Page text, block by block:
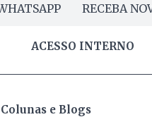
RECEBA
ACESSO INTERNO
Colunas e Blogs